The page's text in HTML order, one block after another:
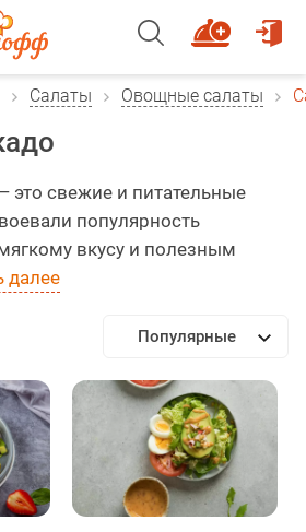
Салаты Овощные салаты
это свежие и питательные
популярность
вкусу и полезным
далее
Популярные